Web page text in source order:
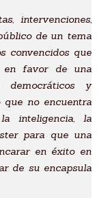
intervenciones,
de un tema
convencidos que
en favor de una
democráticos y
que no encuentra
inteligencia, la
para que una
en éxito en
de su encapsula